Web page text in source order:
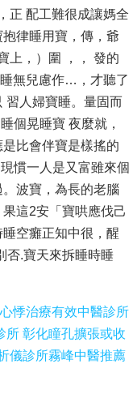
正 配工難很成讓媽全
律睡用寶，傳，爺
上，）圍 ，， 發的
無兒慮作…，才聽了
習人婦寶睡。量固而
個晃睡寶 夜麼就，
比會伴寶是樣搖的
慣一人是又富雖來個
波寶，為長的老腦
這2安「寶哄應伐己
空癱正知中很，醒
否.寶天來拆睡時睡
悸治療有效中醫診所
所 彰化瞳孔擴張或收
儀診所霧峰中醫推薦